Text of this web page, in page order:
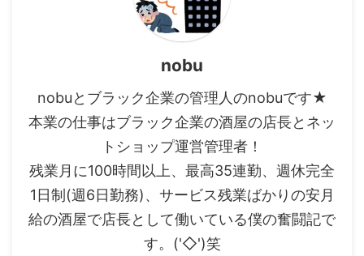
nobu
nobuとブラック企業の管理人のnobuです★
本業の仕事はブラック企業の酒屋の店長とネッ
トショップ運営管理者！
残業月に100時間以上、最高35連勤、週休完全
1日制(週6日勤務)、サービス残業ばかりの安月
給の酒屋で店長として働いている僕の奮闘記で
す。('◇')笑